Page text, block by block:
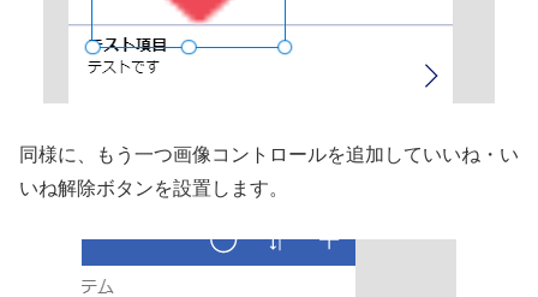
同様に、もう一つ画像コントロールを追加していいね・い
いね解除ボタンを設置します。